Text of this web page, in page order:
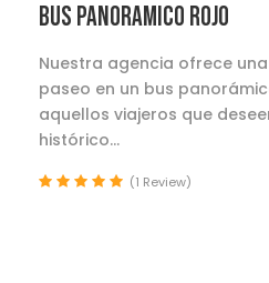
BUS PANORAMICO ROJO
Nuestra agencia ofrece
paseo en un bus
aquellos viajeros que
histórico...
(1 Review)